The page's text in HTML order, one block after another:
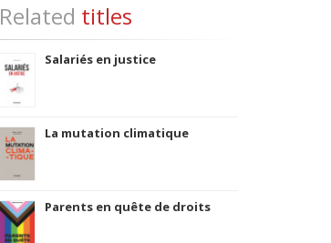
Related titles
Salariés en justice
La mutation climatique
Parents en quête de droits